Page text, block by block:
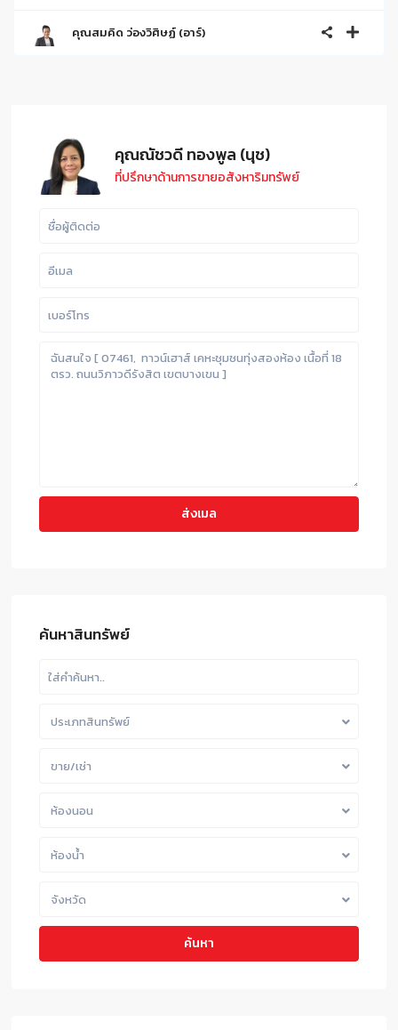
คุณสมคิด ว่องวิศิษฏ์ (อาร์)
คุณณัชวดี ทองพูล (นุช)
ที่ปรึกษาด้านการขายอสังหาริมทรัพย์
ค้นหาสินทรัพย์
ประเภทสินทรัพย์
ขาย/เช่า
ห้องนอน
ห้องน้ำ
จังหวัด
ค้นหา